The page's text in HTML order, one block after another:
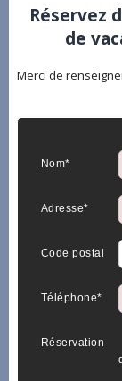
Réservez
de
Merci de
Nom*
Adresse*
Code postal
Téléphone*
Réservation